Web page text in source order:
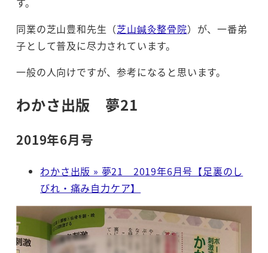
同業の芝山豊和先生（芝山鍼灸整骨院）が、一番弟
子として普及に尽力されています。
一般の人向けですが、参考になると思います。
わかさ出版 夢21
2019年6月号
わかさ出版 » 夢21 2019年6月号【足裏のし
びれ・痛み自力ケア】